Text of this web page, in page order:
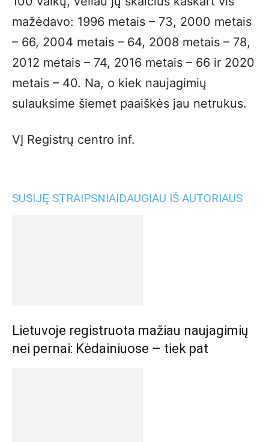
mažėdavo: 1996 metais – 73, 2000 metais
– 66, 2004 metais – 64, 2008 metais – 78,
2012 metais – 74, 2016 metais – 66 ir 2020
metais – 40. Na, o kiek naujagimių
sulauksime šiemet paaiškės jau netrukus.
VĮ Registrų centro inf.
SUSIJĘ STRAIPSNIAIDAUGIAU IŠ AUTORIAUS
Lietuvoje registruota mažiau naujagimių
nei pernai: Kėdainiuose – tiek pat